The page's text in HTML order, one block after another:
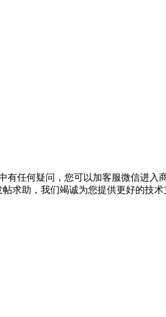
任何疑问，您可以加客服微信进
求助，我们竭诚为您提供更好的技术